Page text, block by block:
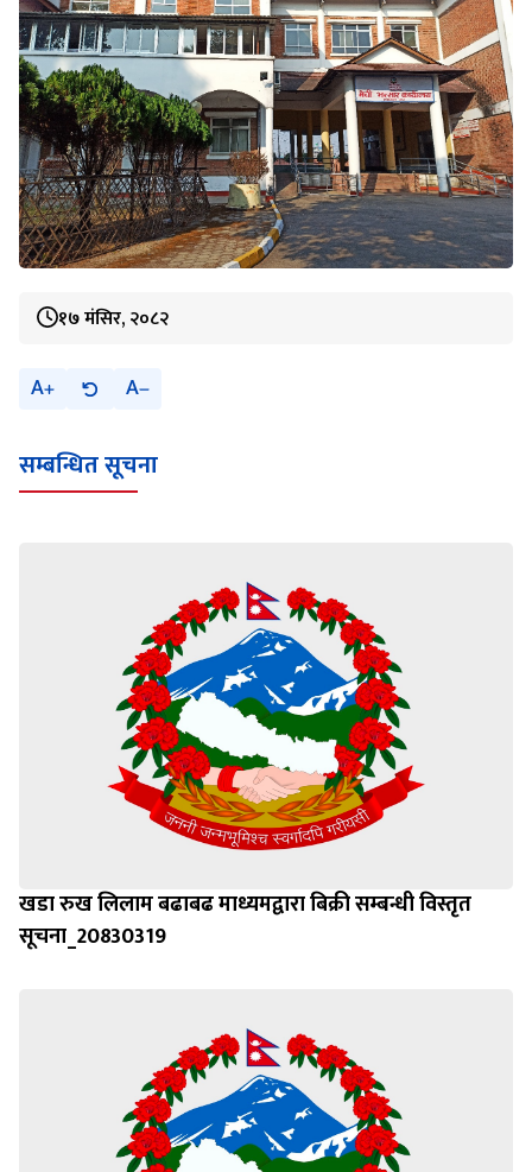
१७ मंसिर, २०८२
A A
सम्बन्धित सूचना
खडा रुख लिलाम बढाबढ माध्यमद्वारा बिक्री सम्बन्धी विस्तृत
सूचना_20830319